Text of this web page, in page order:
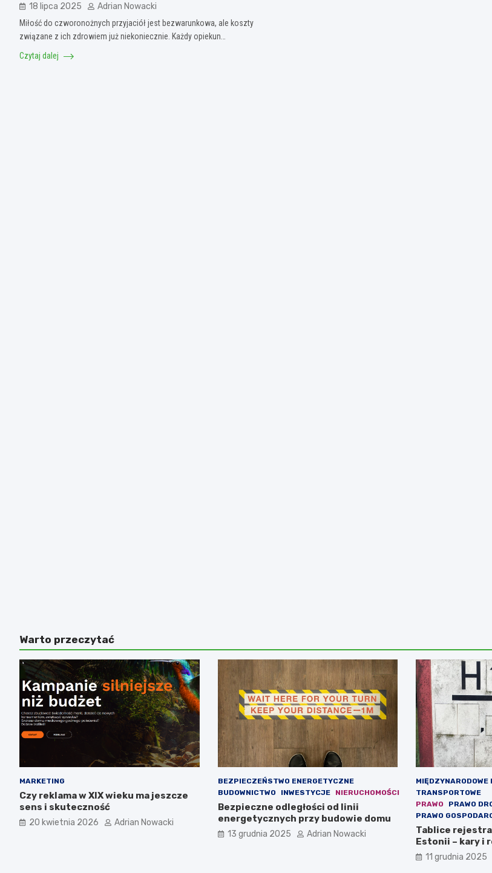
18 lipca 2025 Adrian Nowacki
Miłość do czworonożnych przyjaciół jest bezwarunkowa, ale koszty
związane z ich zdrowiem już niekoniecznie. Każdy opiekun…
Czytaj dalej
Warto przeczytać
MARKETING
Czy reklama w XIX wieku ma jeszcze
sens i skuteczność
20 kwietnia 2026 Adrian Nowacki
BEZPIECZEŃSTWO ENERGETYCZNE
BUDOWNICTWO
INWESTYCJE NIERUCHOMOŚCI
Bezpieczne odległości od linii
energetycznych przy budowie domu
13 grudnia 2025 Adrian Nowacki
MIĘDZYNARODOWE
TRANSPORTOWE
PRAWO
PRAWO
PRAWO
Tablice
Estonii – kary i
11 grudnia 2025